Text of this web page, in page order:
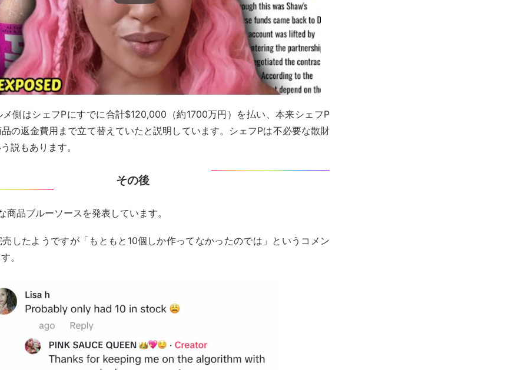
メ側はシェフPにすでに合計$120,000（約1700万円）を払い、本来シェフP
の返金費用まで立て替えていたと説明しています。シェフPは不必要な散財
説もあります。
その後
商品ブルーソースを発表しています。
したようですが「もともと10個しか作ってなかったのでは」というコメン
。